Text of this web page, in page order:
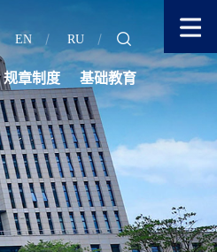
EN RU
规章制度 基础教育